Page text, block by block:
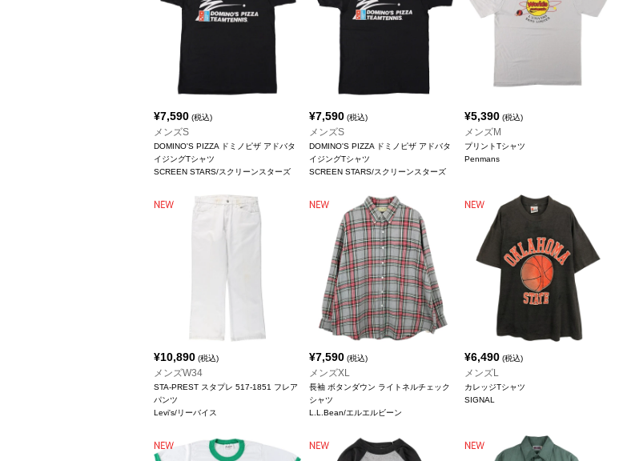
¥7,590 (税込)
メンズS
DOMINO'S PIZZA ドミノピザ アドバタ
イジングTシャツ
SCREEN STARS/スクリーンスターズ
¥7,590 (税込)
メンズS
DOMINO'S PIZZA ドミノピザ アドバタ
イジングTシャツ
SCREEN STARS/スクリーンスターズ
¥5,390 (税込)
メンズM
プリントTシャツ
Penmans
¥10,890 (税込)
メンズW34
STA-PREST スタプレ 517-1851 フレア
パンツ
Levi's/リーバイス
¥7,590 (税込)
メンズXL
長袖 ボタンダウン ライトネルチェック
シャツ
L.L.Bean/エルエルビーン
¥6,490 (税込)
メンズL
カレッジTシャツ
SIGNAL